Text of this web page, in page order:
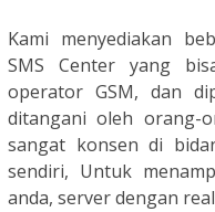
Kami menyediakan
SMS Center yang
operator GSM, dan
ditangani oleh orang-
sangat konsen di
sendiri, Untuk
anda, server dengan